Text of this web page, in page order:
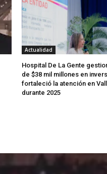
Actualidad
Hospital De La Gente
de $38 mil millones en
fortaleció la atención en
durante 2025